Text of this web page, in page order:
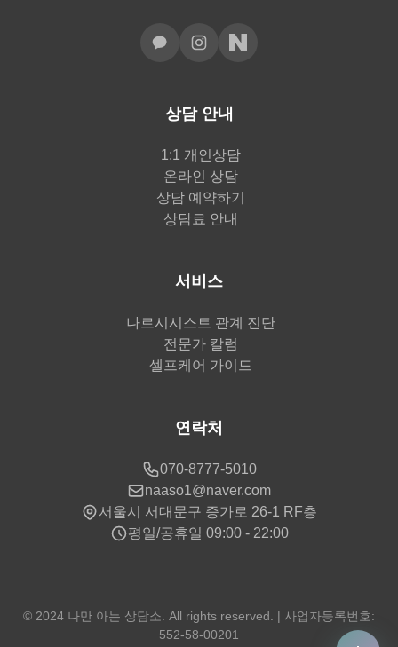
상담 안내
1:1 개인상담
온라인 상담
상담 예약하기
상담료 안내
서비스
나르시시스트 관계 진단
전문가 칼럼
셀프케어 가이드
연락처
070-8777-5010
naaso1@naver.com
서울시 서대문구 증가로 26-1 RF층
평일/공휴일 09:00 - 22:00
© 2024 나만 아는 상담소. All rights reserved. | 사업자등록번호:
552-58-00201